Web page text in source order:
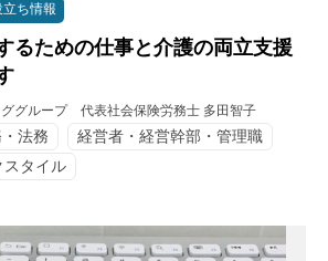
立ち情報
るための仕事と介護の両立支援
グループ 代表社会保険労務士 多田智子
法務
経営者・経営幹部・管理職
スタイル